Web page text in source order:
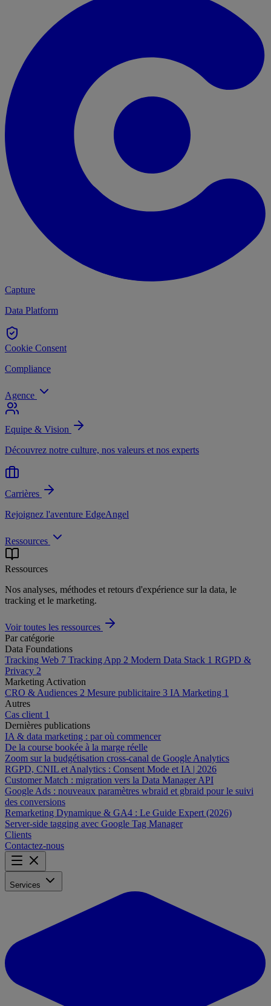
Capture
Data Platform
Cookie Consent
Compliance
Agence
Equipe & Vision
Découvrez notre culture, nos valeurs et nos experts
Carrières
Rejoignez l'aventure EdgeAngel
Ressources
Ressources
Nos analyses, méthodes et retours d'expérience sur la data, le
tracking et le marketing.
Voir toutes les ressources
Par catégorie
Data Foundations
Tracking Web 7 Tracking App 2 Modern Data Stack 1 RGPD &
Privacy 2
Marketing Activation
CRO & Audiences 2 Mesure publicitaire 3 IA Marketing 1
Autres
Cas client 1
Dernières publications
IA & data marketing : par où commencer
De la course bookée à la marge réelle
Zoom sur la budgétisation cross-canal de Google Analytics
RGPD, CNIL et Analytics : Consent Mode et IA | 2026
Customer Match : migration vers la Data Manager API
Google Ads : nouveaux paramètres wbraid et gbraid pour le suivi
des conversions
Remarketing Dynamique & GA4 : Le Guide Expert (2026)
Server-side tagging avec Google Tag Manager
Clients
Contactez-nous
Services